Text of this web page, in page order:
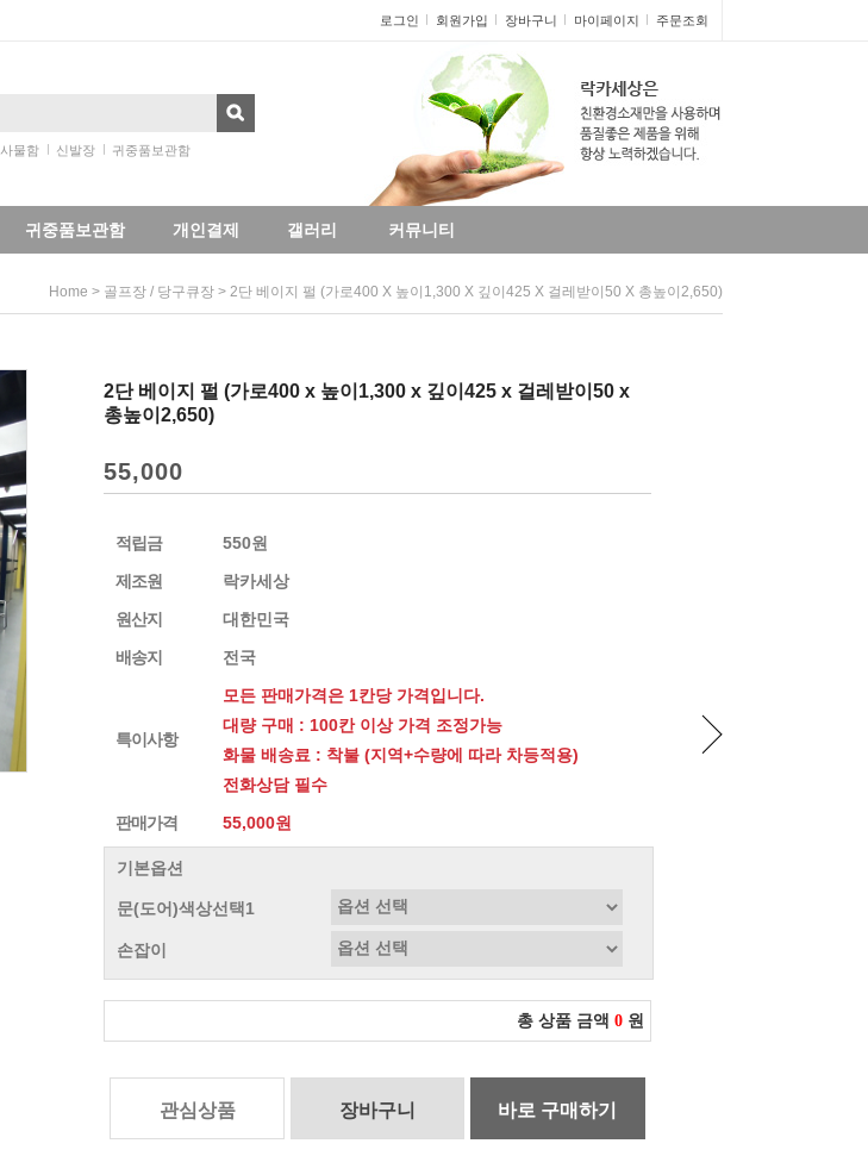
로그인 회원가입 장바구니 마이페이지 주문조회
사물함 신발장 귀중품보관함
귀중품보관함 개인결제 갤러리 커뮤니티
Home > 골프장 / 당구큐장 > 2단 베이지 펄 (가로400 X 높이1,300 X 깊이425 X 걸레받이50 X 총높이2,650)
2단 베이지 펄 (가로400 x 높이1,300 x 깊이425 x 걸레받이50 x
총높이2,650)
55,000
적립금
550원
제조원
락카세상
원산지
대한민국
배송지
전국
특이사항
모든 판매가격은 1칸당 가격입니다.
대량 구매 : 100칸 이상 가격 조정가능
화물 배송료 : 착불 (지역+수량에 따라 차등적용)
전화상담 필수
판매가격
55,000원
기본옵션
문(도어)색상선택1
손잡이
총 상품 금액 0 원
관심상품 장바구니 바로 구매하기